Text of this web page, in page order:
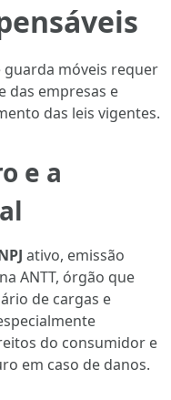
guarda móveis requer
das empresas e
das leis vigentes.
e a
ativo, emissão
ANTT, órgão que
de cargas e
do consumidor e
em caso de danos.